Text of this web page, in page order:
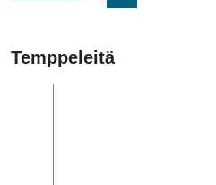
Temppeleitä